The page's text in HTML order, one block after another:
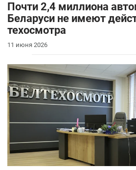
Почти 2,4 миллиона
Беларуси не имеют
техосмотра
11 июня 2026